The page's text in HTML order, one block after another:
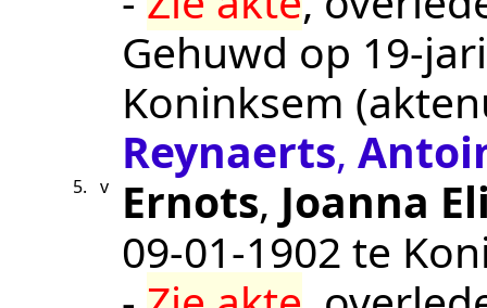
Gehuwd op 19-
Koninksem
Reynaerts,
5. v Ernots, Joanna
09‑01‑1902 te